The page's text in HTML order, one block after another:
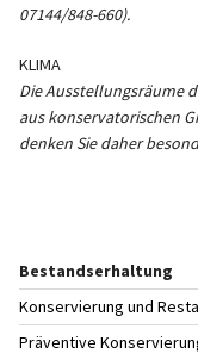
07144/848-660).
KLIMA
Die Ausstellungsräume
aus konservatorischen
denken Sie daher
Bestandserhaltung
Konservierung und
Präventive